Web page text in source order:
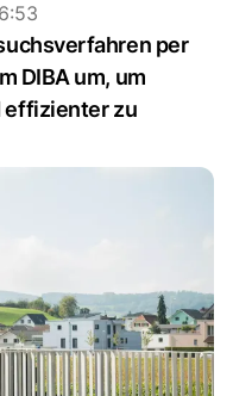
per
DIBA um, um
effizienter zu